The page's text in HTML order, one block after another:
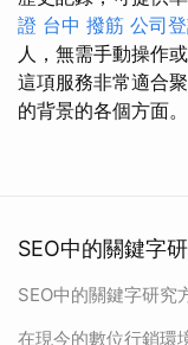
證 台中 撥筋 公司
人，無需手動操作
這項服務非常適合
的背景的各個方面。
SEO中的關鍵字
SEO中的關鍵字研究
在現今的數位行銷環